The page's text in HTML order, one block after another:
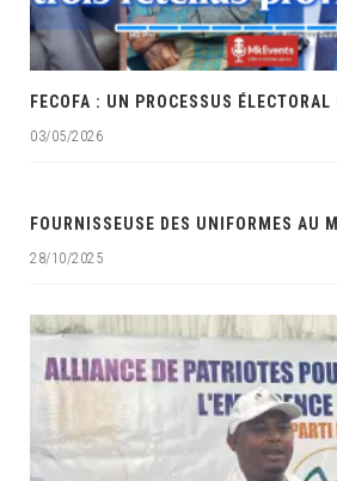
03/05/2026
28/10/2025